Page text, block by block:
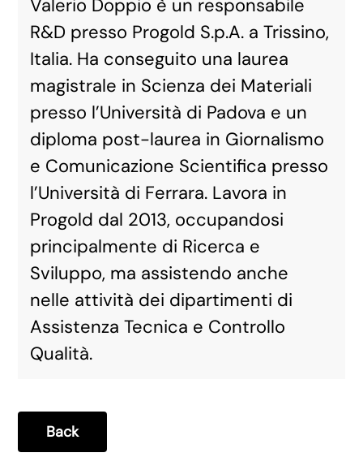
Valerio Doppio è un responsabile
R&D presso Progold S.p.A. a Trissino,
Italia. Ha conseguito una laurea
magistrale in Scienza dei Materiali
presso l’Università di Padova e un
diploma post-laurea in Giornalismo
e Comunicazione Scientifica presso
l’Università di Ferrara. Lavora in
Progold dal 2013, occupandosi
principalmente di Ricerca e
Sviluppo, ma assistendo anche
nelle attività dei dipartimenti di
Assistenza Tecnica e Controllo
Qualità.
Back